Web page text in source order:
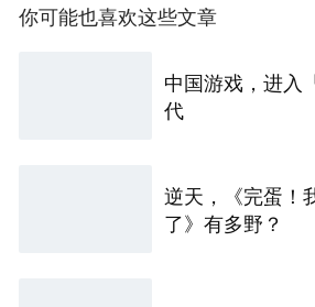
你可能也喜欢这些文章
中国游戏，进入
代
逆天，《完蛋！
了》有多野？